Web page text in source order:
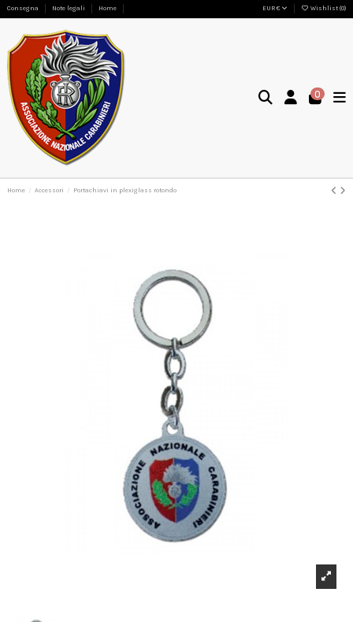
Consegna Note legali Home EUR € Wishlist (0)
0
Home Accessori Portachiavi in plexiglass rotondo